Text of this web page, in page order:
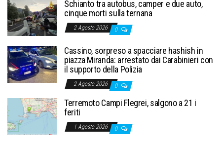
Schianto tra autobus, camper e due auto,
cinque morti sulla ternana
2 Agosto 2026 0
Cassino, sorpreso a spacciare hashish in
piazza Miranda: arrestato dai Carabinieri con
il supporto della Polizia
2 Agosto 2026 0
Terremoto Campi Flegrei, salgono a 21 i
feriti
1 Agosto 2026 0